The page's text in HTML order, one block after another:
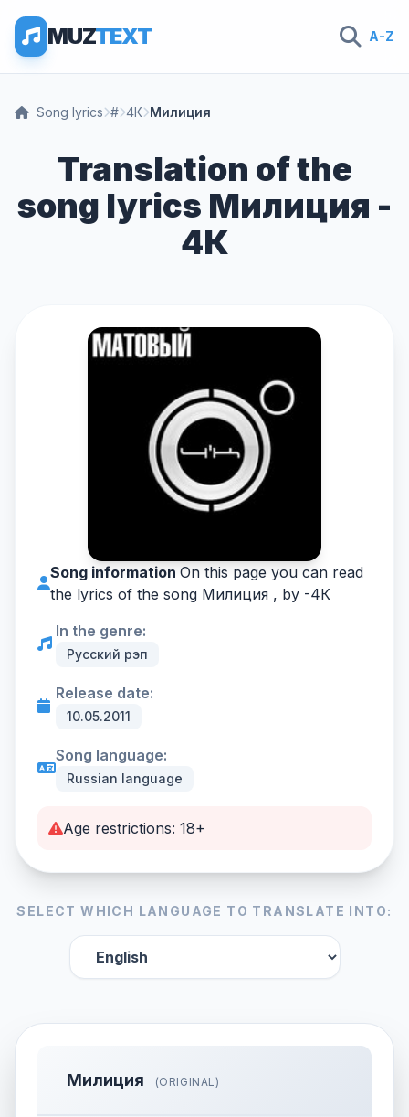
MUZTEXT A-Z
Song lyrics # 4К Милиция
Translation of the
song lyrics Милиция -
4К
Song information On this page you can read
the lyrics of the song Милиция , by -4К
In the genre:
Русский рэп
Release date:
10.05.2011
Song language:
Russian language
Age restrictions: 18+
SELECT WHICH LANGUAGE TO TRANSLATE INTO:
Милиция (ORIGINAL)